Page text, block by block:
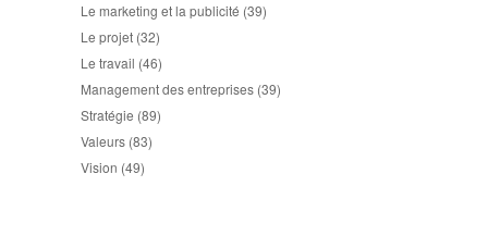
Le marketing et la publicité (39)
Le projet (32)
Le travail (46)
Management des entreprises (39)
Stratégie (89)
Valeurs (83)
Vision (49)